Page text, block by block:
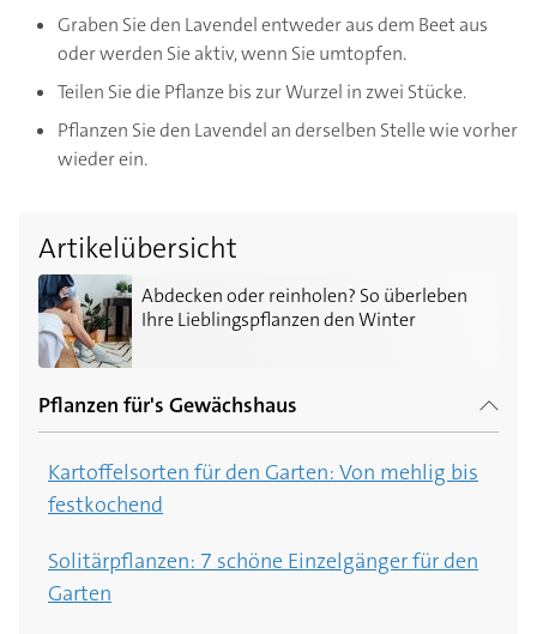
Graben Sie den Lavendel entweder aus dem Beet aus
oder werden Sie aktiv, wenn Sie umtopfen.
Teilen Sie die Pflanze bis zur Wurzel in zwei Stücke.
Pflanzen Sie den Lavendel an derselben Stelle wie vorher
wieder ein.
Artikelübersicht
Abdecken oder reinholen? So überleben
Ihre Lieblingspflanzen den Winter
Abdecken oder reinholen? So überleben Ihre
Pflanzen für's Gewächshaus
Kartoffelsorten für den Garten: Von mehlig bis
festkochend
Solitärpflanzen: 7 schöne Einzelgänger für den
Garten